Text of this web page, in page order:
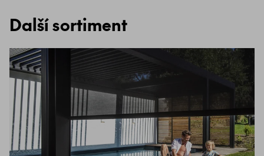
Další sortiment